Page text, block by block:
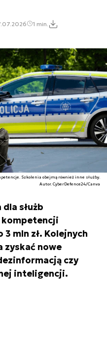
1 min.
Szkolenia obejmą również inne służby.
Autor. CyberDefence24/Canva
służb
kompetencji
mln zł. Kolejnych
zyskać nowe
czy
inteligencji.